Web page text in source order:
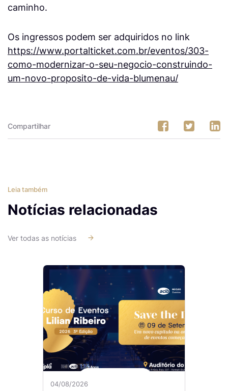
caminho.
Os ingressos podem ser adquiridos no link
https://www.portalticket.com.br/eventos/303-
como-modernizar-o-seu-negocio-construindo-
um-novo-proposito-de-vida-blumenau/
Compartilhar
Leia também
Notícias relacionadas
Ver todas as notícias
04/08/2026